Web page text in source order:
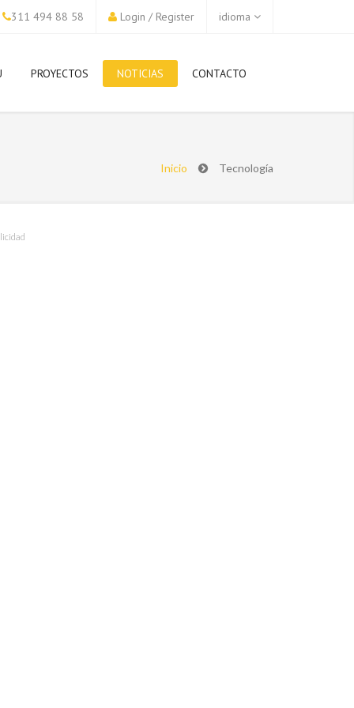
idioma
Login / Register
311 494 88 58
PROYECTOS NOTICIAS CONTACTO
Inicio Tecnología